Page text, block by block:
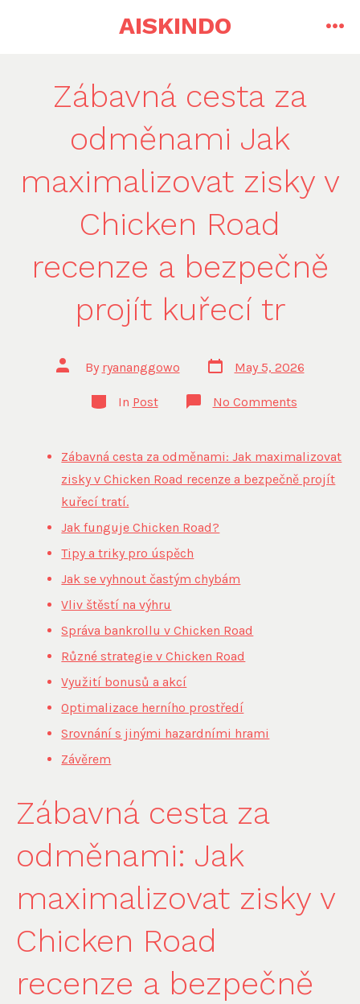
AISKINDO
Zábavná cesta za
odměnami Jak
maximalizovat zisky v
Chicken Road
recenze a bezpečně
projít kuřecí tr
Post
author
By ryananggowo
Post
date
May 5, 2026
Categories
In Post No Commentson
odměnami
Jak
zisky
Zábavná cesta za odměnami: Jak maximalizovat
zisky v Chicken Road recenze a bezpečně projít
kuřecí tratí.
Jak funguje Chicken Road?
Tipy a triky pro úspěch
Jak se vyhnout častým chybám
Vliv štěstí na výhru
Správa bankrollu v Chicken Road
Různé strategie v Chicken Road
Využití bonusů a akcí
Optimalizace herního prostředí
Srovnání s jinými hazardními hrami
Závěrem
Zábavná cesta za
odměnami: Jak
maximalizovat zisky v
Chicken Road
recenze a bezpečně